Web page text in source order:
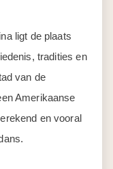
ligt de plaats
tradities en
van de
Amerikaanse
en vooral